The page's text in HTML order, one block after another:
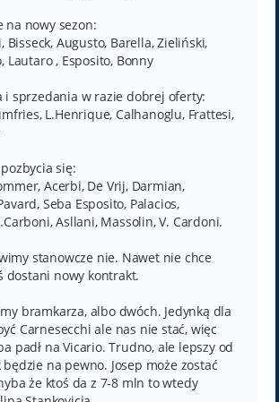
na nowy sezon:
Bisseck, Augusto, Barella, Zieliński,
Lautaro , Esposito, Bonny
i sprzedania w razie dobrej oferty:
L.Henrique, Calhanoglu, Frattesi,
się:
Acerbi, De Vrij, Darmian,
Seba Esposito, Palacios,
Asllani, Massolin, V. Cardoni.
stanowcze nie. Nawet nie chce
dostani nowy kontrakt.
bramkarza, albo dwóch. Jedynką dla
Carnesecchi ale nas nie stać, więc
padł na Vicario. Trudno, ale lepszy od
na pewno. Josep może zostać
że ktoś da z 7-8 mln to wtedy